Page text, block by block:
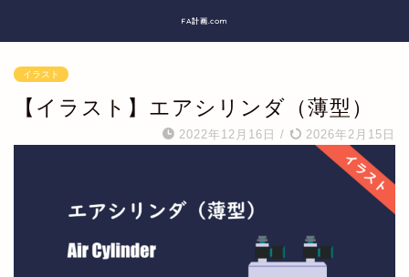
FA計画.com
イラスト
【イラスト】エアシリンダ（薄型）
2022年12月16日 / 2026年2月15日